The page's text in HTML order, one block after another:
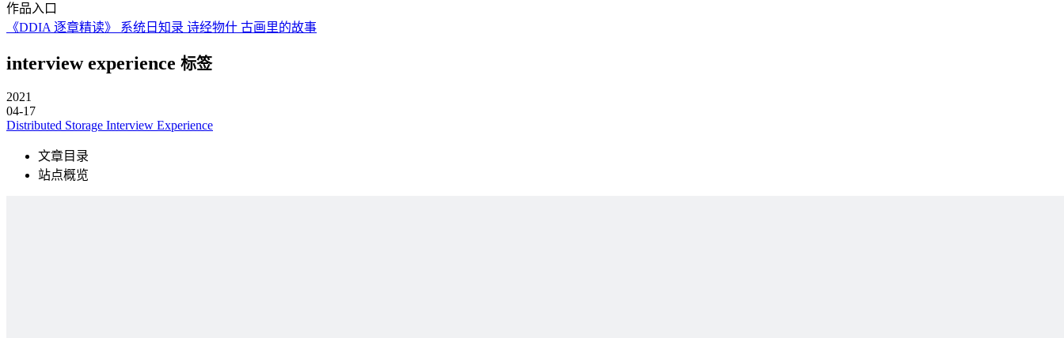
作品入口
《DDIA 逐章精读》 系统日知录 诗经物什 古画里的故事
interview experience 标签
2021
04-17
Distributed Storage Interview Experience
文章目录
站点概览